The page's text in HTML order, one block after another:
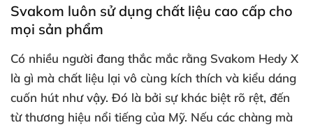
Svakom luôn sử dụng chất liệu cao cấp cho
mọi sản phẩm
Có nhiều người đang thắc mắc rằng Svakom Hedy X
là gì mà chất liệu lại vô cùng kích thích và kiểu dáng
cuốn hút như vậy. Đó là bởi sự khác biệt rõ rệt, đến
từ thương hiệu nổi tiếng của Mỹ. Nếu các chàng mà